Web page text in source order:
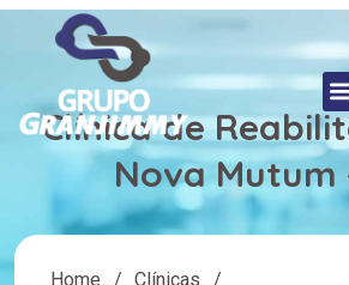
Clínica de
Nova Mutum
Home
Clínicas